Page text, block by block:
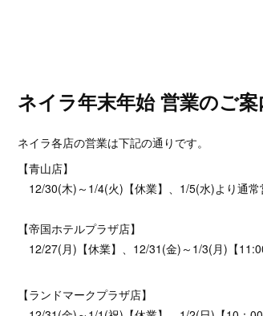
ネイラ年末年始 営業のご案
ネイラ各店の営業は下記の通りです。
【青山店】
12/30(木)～1/4(火)【休業】、1/5(水)より通常
【帝国ホテルプラザ店】
12/27(月)【休業】、12/31(金)～1/3(月)【
【ランドマークプラザ店】